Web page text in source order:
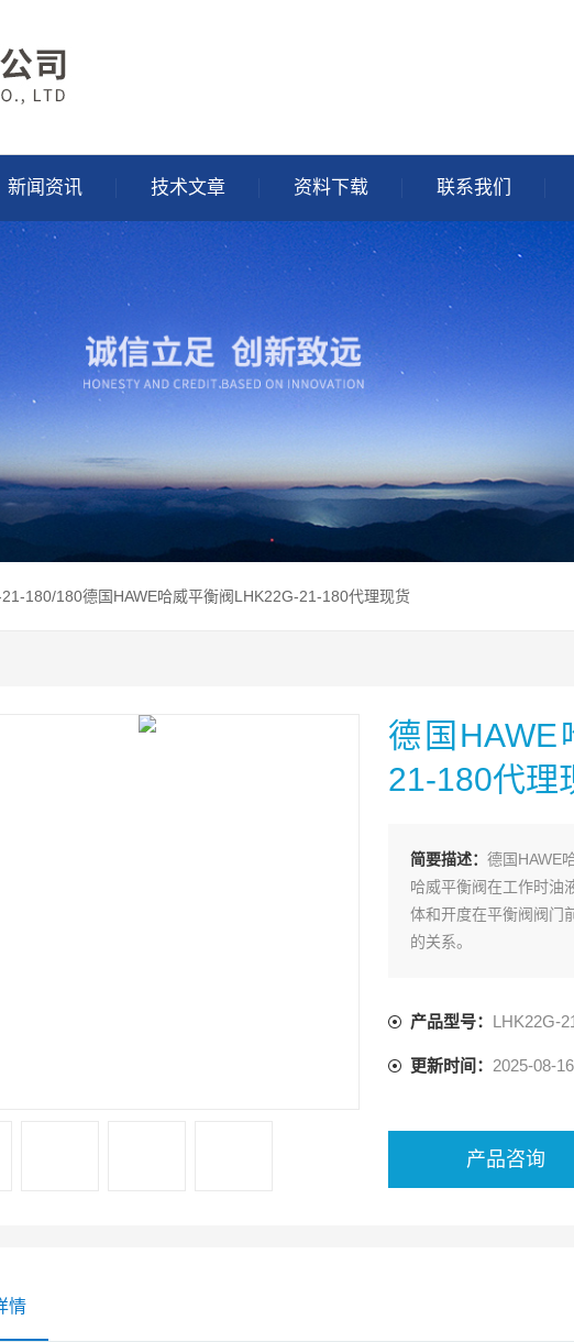
新闻资讯 技术文章 资料下载 联系我们
180/180德国HAWE哈威平衡阀LHK22G-21-180代理现货
德国HAWE
21-180代理
简要描述： 德国HAWE
哈威平衡阀在工作时油
体和开度在平衡阀阀门
的关系。
产品型号： LHK22G-21-
更新时间： 2025-08-16
产品咨询
情